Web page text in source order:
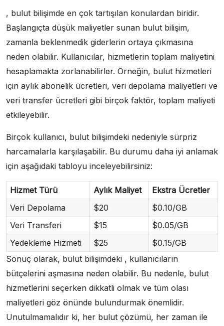
, bulut bilişimde en çok tartışılan konulardan biridir.
Başlangıçta düşük maliyetler sunan bulut bilişim,
zamanla beklenmedik giderlerin ortaya çıkmasına
neden olabilir. Kullanıcılar, hizmetlerin toplam maliyetini
hesaplamakta zorlanabilirler. Örneğin, bulut hizmetleri
için aylık abonelik ücretleri, veri depolama maliyetleri ve
veri transfer ücretleri gibi birçok faktör, toplam maliyeti
etkileyebilir.
Birçok kullanıcı, bulut bilişimdeki nedeniyle sürpriz
harcamalarla karşılaşabilir. Bu durumu daha iyi anlamak
için aşağıdaki tabloyu inceleyebilirsiniz:
Hizmet Türü Aylık Maliyet
Ekstra Ücretler
Veri Depolama
$20
$0.10/GB
Veri Transferi
$15
$0.05/GB
Yedekleme Hizmeti
$25
$0.15/GB
Sonuç olarak, bulut bilişimdeki , kullanıcıların
bütçelerini aşmasına neden olabilir. Bu nedenle, bulut
hizmetlerini seçerken dikkatli olmak ve tüm olası
maliyetleri göz önünde bulundurmak önemlidir.
Unutulmamalıdır ki, her bulut çözümü, her zaman ile